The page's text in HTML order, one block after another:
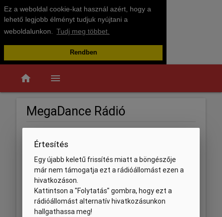
Ez a weboldal cookie-kat használ azért, hogy a
lehető legjobb élményt tudjuk nyújtani a
weboldalunkon.
Tudj meg többet.
Rendben
home menu
MegaDance Rádió
Értesítés
Egy újabb keletű frissítés miatt a böngészője
már nem támogatja ezt a rádióállomást ezen a
hivatkozáson.
Kattintson a "Folytatás" gombra, hogy ezt a
rádióállomást alternatív hivatkozásunkon
hallgathassa meg!